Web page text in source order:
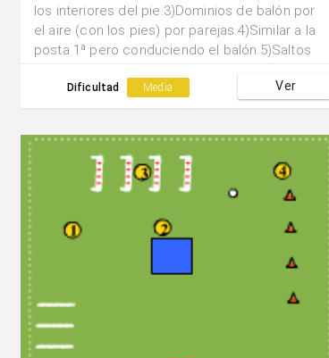
los interiores del pie.3)Dominios de balón por
el aire (con los pies) por parejas.4)Similar a la
posta 1ª pero conduciendo el balón.5)Saltos
devolución a 1 toque.6)Dominios por el
aire(con la cabeza)por parejas.Realizar 2
recuperación.
Dificultad Media Ver